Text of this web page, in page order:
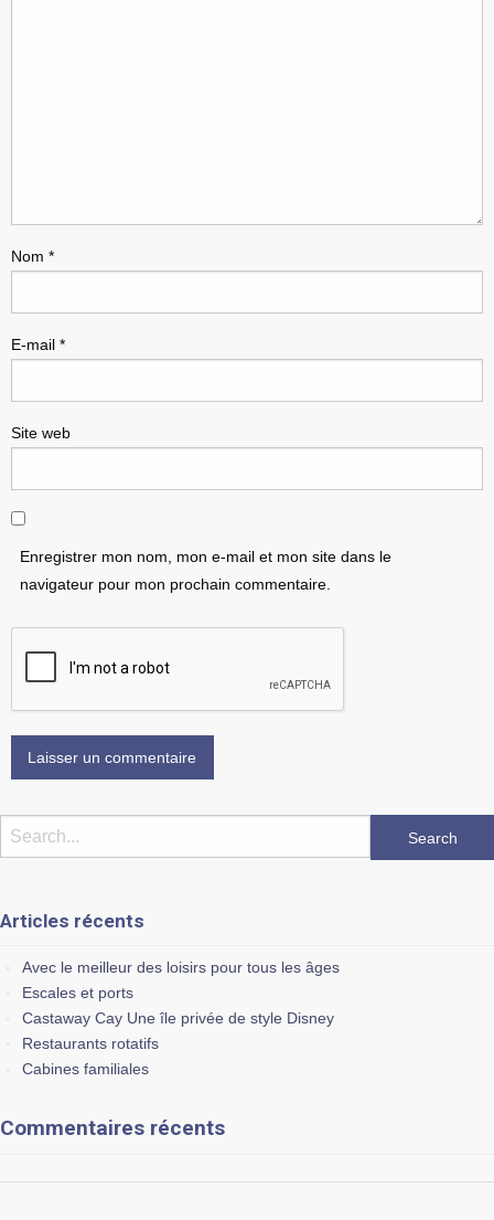
Nom *
E-mail *
Site web
Enregistrer mon nom, mon e-mail et mon site dans le
navigateur pour mon prochain commentaire.
Articles récents
Avec le meilleur des loisirs pour tous les âges
Escales et ports
Castaway Cay Une île privée de style Disney
Restaurants rotatifs
Cabines familiales
Commentaires récents